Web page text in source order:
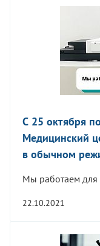
С 25 октября
Медицинский
в обычном
Мы работаем для
22.10.2021